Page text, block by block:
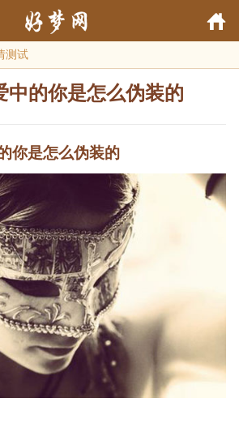
测试
中的你是怎么伪装的
你是怎么伪装的